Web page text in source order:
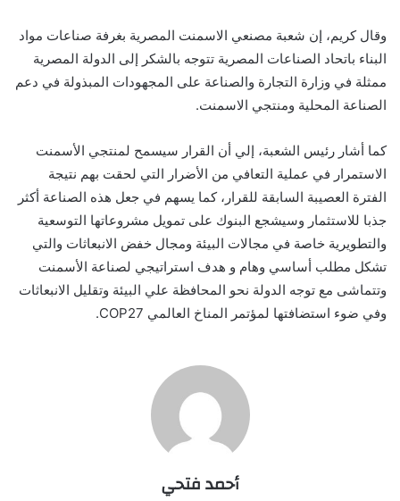
وقال كريم، إن شعبة مصنعي الاسمنت المصرية بغرفة صناعات مواد
البناء باتحاد الصناعات المصرية تتوجه بالشكر إلى الدولة المصرية
ممثلة في وزارة التجارة والصناعة على المجهودات المبذولة في دعم
الصناعة المحلية ومنتجي الاسمنت.
كما أشار رئيس الشعبة، إلي أن القرار سيسمح لمنتجي الأسمنت
الاستمرار في عملية التعافي من الأضرار التي لحقت بهم نتيجة
الفترة العصيبة السابقة للقرار، كما يسهم في جعل هذه الصناعة أكثر
جذبا للاستثمار وسيشجع البنوك على تمويل مشروعاتها التوسعية
والتطويرية خاصة في مجالات البيئة ومجال خفض الانبعاثات والتي
تشكل مطلب أساسي وهام و هدف استراتيجي لصناعة الأسمنت
وتتماشى مع توجه الدولة نحو المحافظة علي البيئة وتقليل الانبعاثات
وفي ضوء استضافتها لمؤتمر المناخ العالمي COP27.
أحمد فتحي